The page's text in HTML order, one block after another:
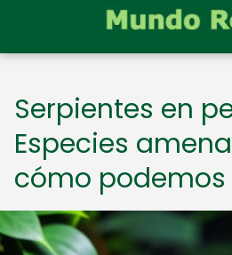
Serpientes en
Especies
cómo